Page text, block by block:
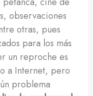
observaciones
otras, pues
para los más
un reproche es
a Internet, pero
problema